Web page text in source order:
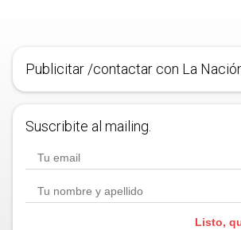
Publicitar /contactar con La
Suscribite al mailing.
Listo,